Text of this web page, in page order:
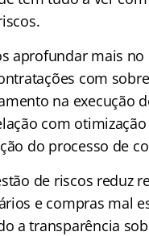
aprofundar mais no
com
na execução
com
do processo de
de riscos reduz
e compras mal
a transparência